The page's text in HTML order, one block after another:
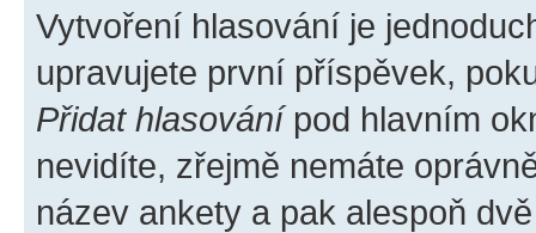
Vytvoření hlasování je
upravujete první příspěvek,
Přidat hlasovánípod hlavním
nevidíte, zřejmě nemáte
název ankety a pak alespoň